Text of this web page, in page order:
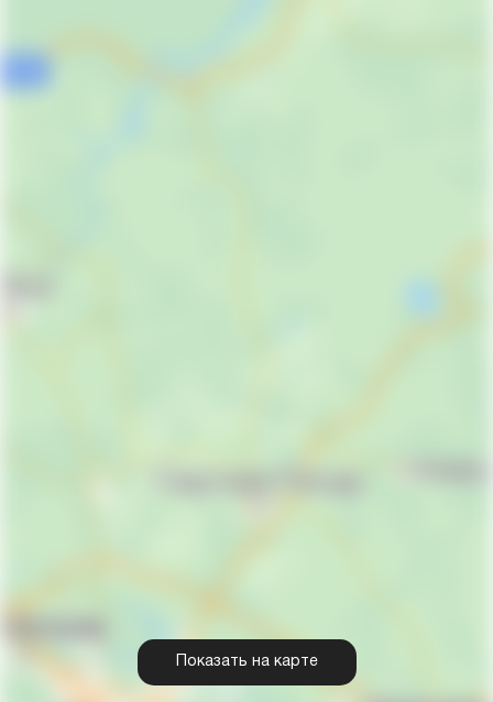
Показать на карте